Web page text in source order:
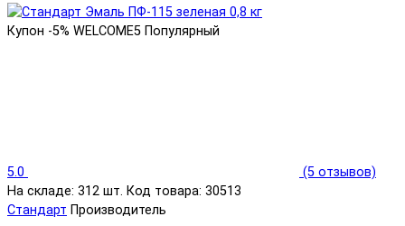
Купон -5% WELCOME5 Популярный
5.0
(5 отзывов)
На складе: 312 шт. Код товара: 30513
Стандарт Производитель